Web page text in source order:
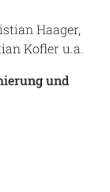
Haager,
Kofler u.a.
und